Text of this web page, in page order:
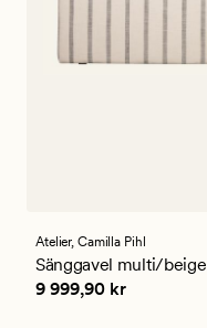
Atelier, Camilla Pihl
Sänggavel multi/beige
Pris 9 999,90 kr
9 999,90 kr